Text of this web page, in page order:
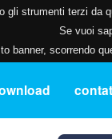
gli strumenti terzi da
Se vuoi
banner, scorrendo